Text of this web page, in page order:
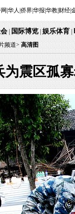
华人 侨界|华报 华教| 财经|
|国际博览|娱乐体育|
频道> 高清图
震区孤